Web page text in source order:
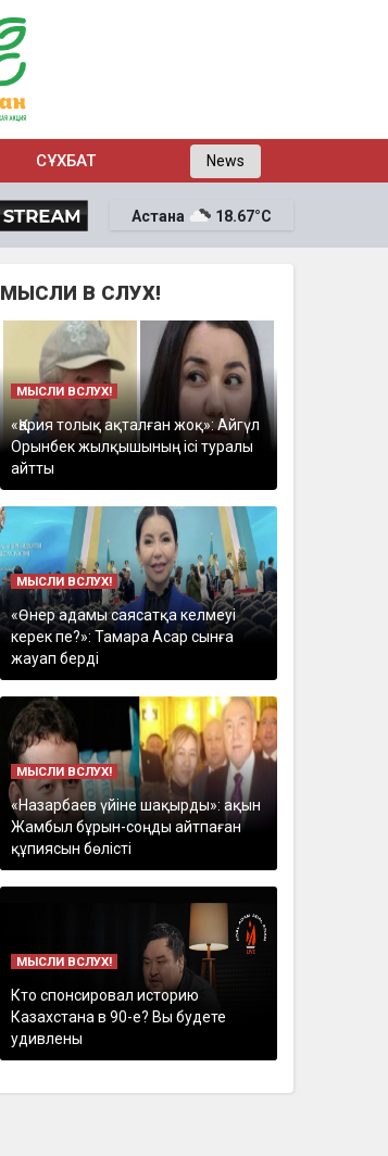
СҰХБАТ News
Астана 18.67°C
МЫСЛИ В СЛУХ!
МЫСЛИ ВСЛУХ!
«Қария толық ақталған жоқ»: Айгүл
Орынбек жылқышының ісі туралы
айтты
МЫСЛИ ВСЛУХ!
«Өнер адамы саясатқа келмеуі
керек пе?»: Тамара Асар сынға
жауап берді
МЫСЛИ ВСЛУХ!
«Назарбаев үйіне шақырды»: ақын
Жамбыл бұрын-соңды айтпаған
құпиясын бөлісті
МЫСЛИ ВСЛУХ!
Кто спонсировал историю
Казахстана в 90-е? Вы будете
удивлены